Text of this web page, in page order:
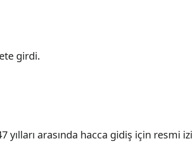
girdi.
arasında hacca gidiş için resmi